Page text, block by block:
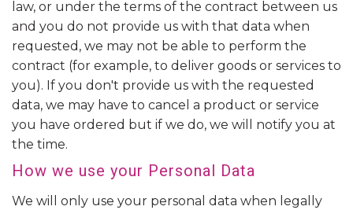
law, or under the terms of the contract between us
and you do not provide us with that data when
requested, we may not be able to perform the
contract (for example, to deliver goods or services to
you). If you don't provide us with the requested
data, we may have to cancel a product or service
you have ordered but if we do, we will notify you at
the time.
How we use your Personal Data
We will only use your personal data when legally